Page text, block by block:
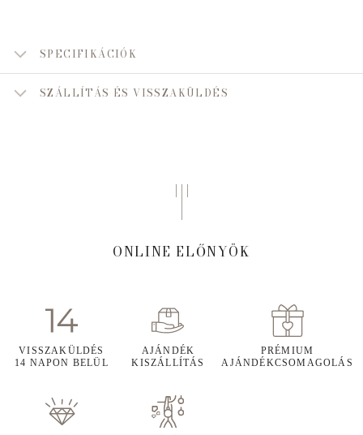
SPECIFIKÁCIÓK
SZÁLLÍTÁS ÉS VISSZAKÜLDÉS
ONLINE ELŐNYÖK
VISSZAKÜLDÉS
14 NAPON BELÜL
AJÁNDÉK
KISZÁLLÍTÁS
PRÉMIUM
AJÁNDÉKCSOMAGOLÁS